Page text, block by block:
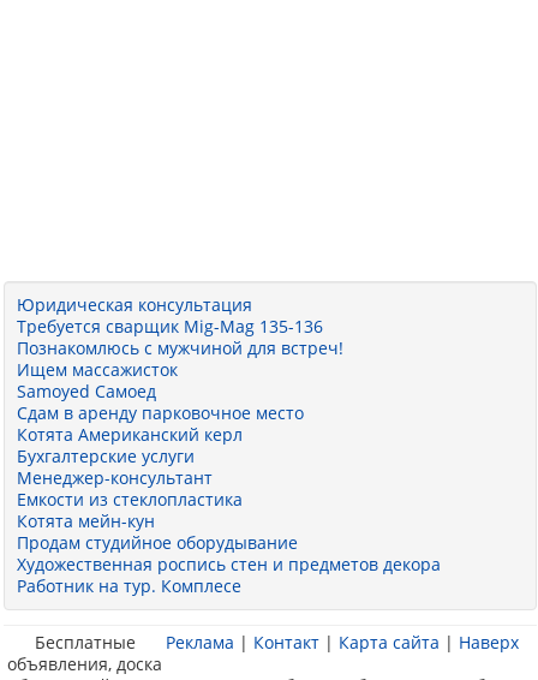
Юридическая консультация
Требуется сварщик Mig-Mag 135-136
Познакомлюсь с мужчиной для встреч!
Ищем массажисток
Samoyed Самоед
Сдам в аренду парковочное место
Котята Американский керл
Бухгалтерские услуги
Менеджер-консультант
Емкости из стеклопластика
Котята мейн-кун
Продам студийное оборудывание
Художественная роспись стен и предметов декора
Работник на тур. Комплесе
Реклама | Контакт | Карта сайта | Наверх
Бесплатные
объявления, доска